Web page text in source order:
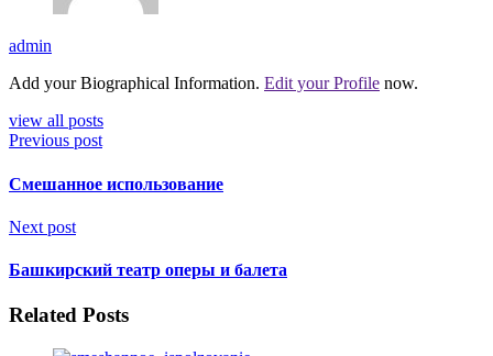
admin
Add your Biographical Information. Edit your Profile now.
view all posts
Previous post
Смешанное использование
Next post
Башкирский театр оперы и балета
Related Posts